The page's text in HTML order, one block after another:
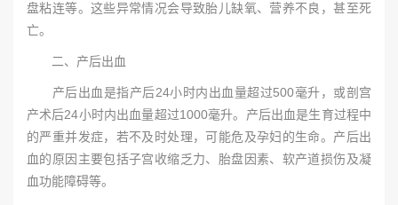
盘粘连等。这些异常情况会导致胎儿缺氧、营养不良，甚至死
亡。
二、产后出血
产后出血是指产后24小时内出血量超过500毫升，或剖宫
产术后24小时内出血量超过1000毫升。产后出血是生育过程中
的严重并发症，若不及时处理，可能危及孕妇的生命。产后出
血的原因主要包括子宫收缩乏力、胎盘因素、软产道损伤及凝
血功能障碍等。